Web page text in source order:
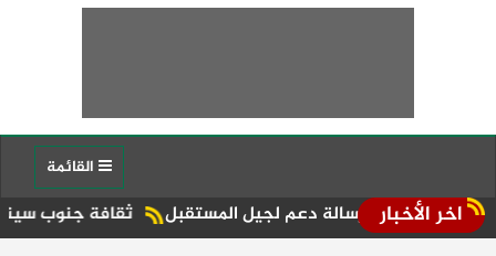
اخر الأخبار ثقافة جنوب سيناء تعزز التعلم ورسالة دعم لجيل المستقبل